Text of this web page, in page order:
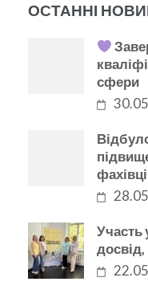
ОСТАННІ
сфери
Участь
досвід,